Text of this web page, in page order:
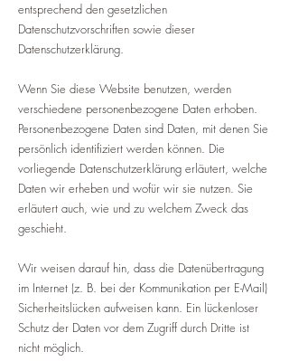
entsprechend den gesetzlichen
Datenschutzvorschriften sowie dieser
Datenschutzerklärung.
Wenn Sie diese Website benutzen, werden
verschiedene personenbezogene Daten erhoben.
Personenbezogene Daten sind Daten, mit denen Sie
persönlich identifiziert werden können. Die
vorliegende Datenschutzerklärung erläutert, welche
Daten wir erheben und wofür wir sie nutzen. Sie
erläutert auch, wie und zu welchem Zweck das
geschieht.
Wir weisen darauf hin, dass die Datenübertragung
im Internet (z. B. bei der Kommunikation per E-Mail)
Sicherheitslücken aufweisen kann. Ein lückenloser
Schutz der Daten vor dem Zugriff durch Dritte ist
nicht möglich.